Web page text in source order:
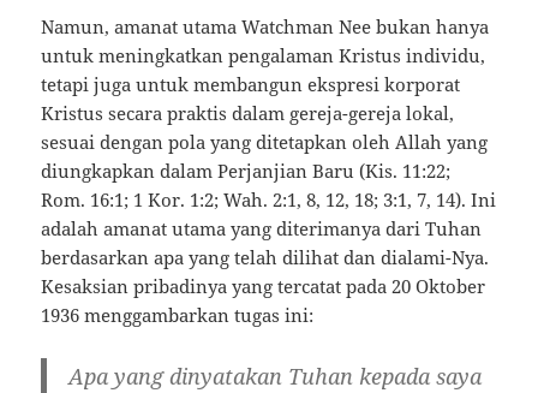
Namun, amanat utama Watchman Nee bukan hanya
untuk meningkatkan pengalaman Kristus individu,
tetapi juga untuk membangun ekspresi korporat
Kristus secara praktis dalam gereja-gereja lokal,
sesuai dengan pola yang ditetapkan oleh Allah yang
diungkapkan dalam Perjanjian Baru (Kis. 11:22;
Rom. 16:1; 1 Kor. 1:2; Wah. 2:1, 8, 12, 18; 3:1, 7, 14). Ini
adalah amanat utama yang diterimanya dari Tuhan
berdasarkan apa yang telah dilihat dan dialami-Nya.
Kesaksian pribadinya yang tercatat pada 20 Oktober
1936 menggambarkan tugas ini:
Apa yang dinyatakan Tuhan kepada saya